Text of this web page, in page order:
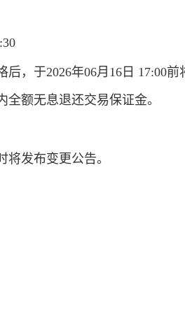
，于2026年06月16日 17:00
额无息退还交易保证金。
发布变更公告。